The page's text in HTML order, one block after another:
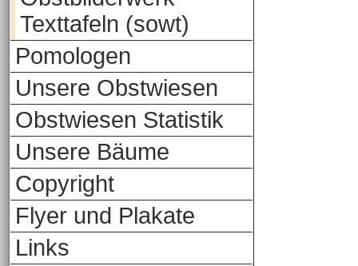
Texttafeln (sowt)
Pomologen
Unsere Obstwiesen
Obstwiesen Statistik
Unsere Bäume
Copyright
Flyer und Plakate
Links